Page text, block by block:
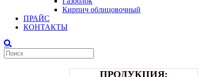
Кирпич облицовочный
ПРАЙС
КОНТАКТЫ
ПРОДУКЦИЯ: